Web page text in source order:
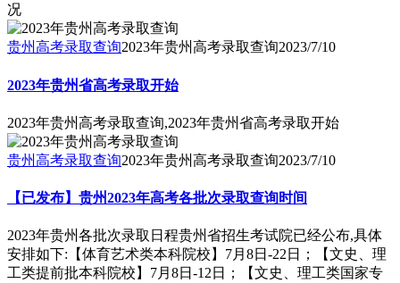
况
贵州高考录取查询2023年贵州高考录取查询2023/7/10
2023年贵州省高考录取开始
2023年贵州高考录取查询,2023年贵州省高考录取开始
贵州高考录取查询2023年贵州高考录取查询2023/7/10
【已发布】贵州2023年高考各批次录取查询时间
2023年贵州各批次录取日程贵州省招生考试院已经公布,具体
安排如下:【体育艺术类本科院校】7月8日-22日；【文史、理
工类提前批本科院校】7月8日-12日；【文史、理工类国家专